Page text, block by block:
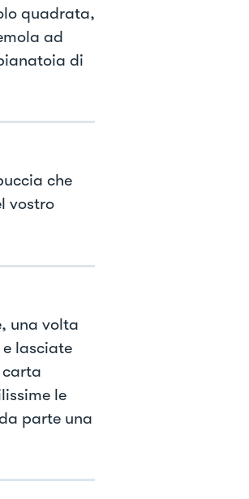
quadrata,
ad
di
che
vostro
una volta
lasciate
carta
le
parte una